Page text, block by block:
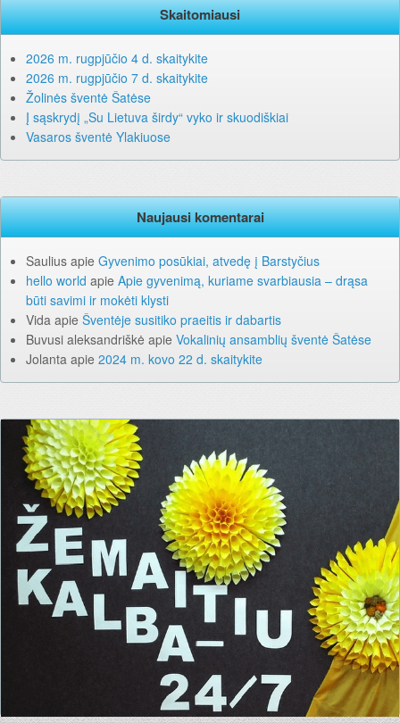
Skaitomiausi
2026 m. rugpjūčio 4 d. skaitykite
2026 m. rugpjūčio 7 d. skaitykite
Žolinės šventė Šatėse
Į sąskrydį „Su Lietuva širdy“ vyko ir skuodiškiai
Vasaros šventė Ylakiuose
Naujausi komentarai
Saulius apie Gyvenimo posūkiai, atvedę į Barstyčius
hello world apie Apie gyvenimą, kuriame svarbiausia – drąsa
būti savimi ir mokėti klysti
Vida apie Šventėje susitiko praeitis ir dabartis
Buvusi aleksandriškė apie Vokalinių ansamblių šventė Šatėse
Jolanta apie 2024 m. kovo 22 d. skaitykite